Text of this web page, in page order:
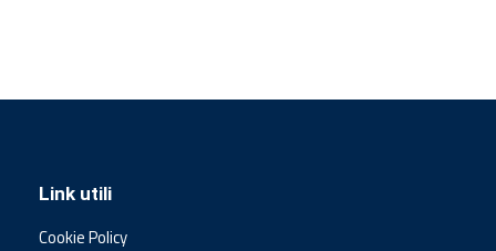
Link utili
Cookie Policy